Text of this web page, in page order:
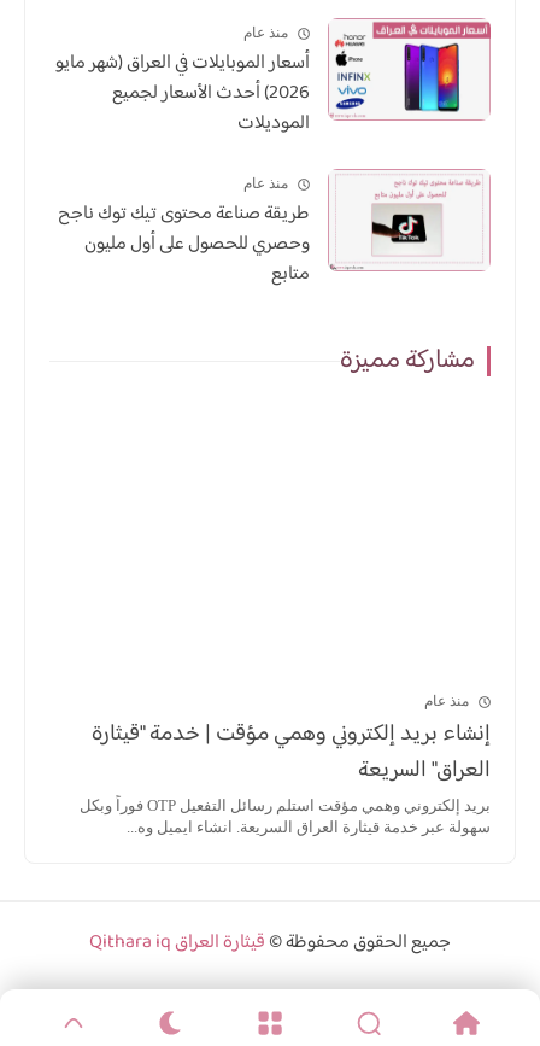
منذ عام
أسعار الموبايلات في العراق (شهر مايو
2026) أحدث الأسعار لجميع
الموديلات
منذ عام
طريقة صناعة محتوى تيك توك ناجح
وحصري للحصول على أول مليون
متابع
مشاركة مميزة
منذ عام
إنشاء بريد إلكتروني وهمي مؤقت | خدمة "قيثارة
العراق" السريعة
بريد إلكتروني وهمي مؤقت استلم رسائل التفعيل OTP فوراً وبكل
سهولة عبر خدمة قيثارة العراق السريعة. انشاء ايميل وه...
جميع الحقوق محفوظة ©قيثارة العراق Qithara iq